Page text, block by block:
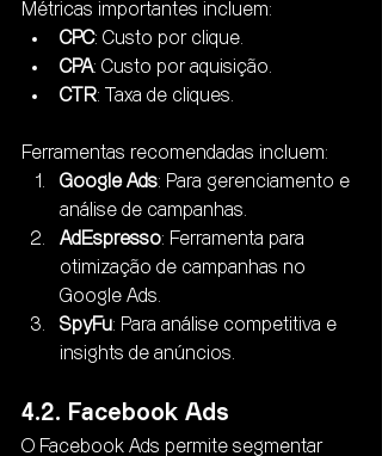
Métricas importantes incluem:
CPC: Custo por clique.
CPA: Custo por aquisição.
CTR: Taxa de cliques.
Ferramentas recomendadas incluem:
Google Ads: Para gerenciamento e
análise de campanhas.
AdEspresso: Ferramenta para
otimização de campanhas no
Google Ads.
SpyFu: Para análise competitiva e
insights de anúncios.
4.2. Facebook Ads
O Facebook Ads permite segmentar